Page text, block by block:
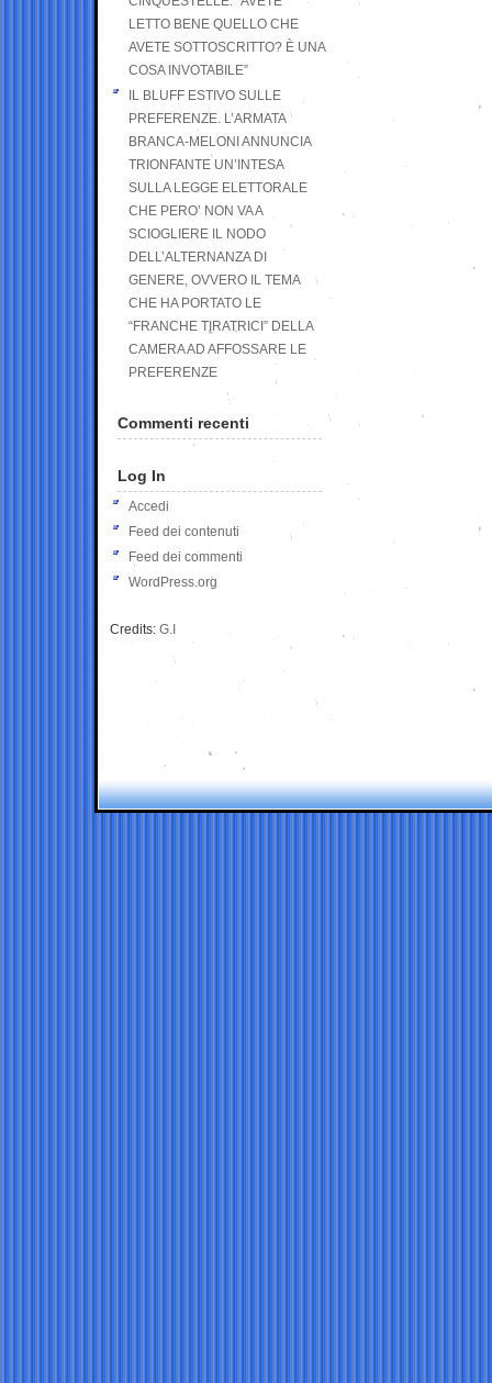
LETTO BENE QUELLO CHE
AVETE SOTTOSCRITTO? È UNA
COSA INVOTABILE”
IL BLUFF ESTIVO SULLE
PREFERENZE. L’ARMATA
BRANCA-MELONI ANNUNCIA
TRIONFANTE UN’INTESA
SULLA LEGGE ELETTORALE
CHE PERO’ NON VA A
SCIOGLIERE IL NODO
DELL’ALTERNANZA DI
GENERE, OVVERO IL TEMA
CHE HA PORTATO LE
“FRANCHE TIRATRICI” DELLA
CAMERA AD AFFOSSARE LE
PREFERENZE
Commenti recenti
Log In
Accedi
Feed dei contenuti
Feed dei commenti
WordPress.org
Credits: G.I